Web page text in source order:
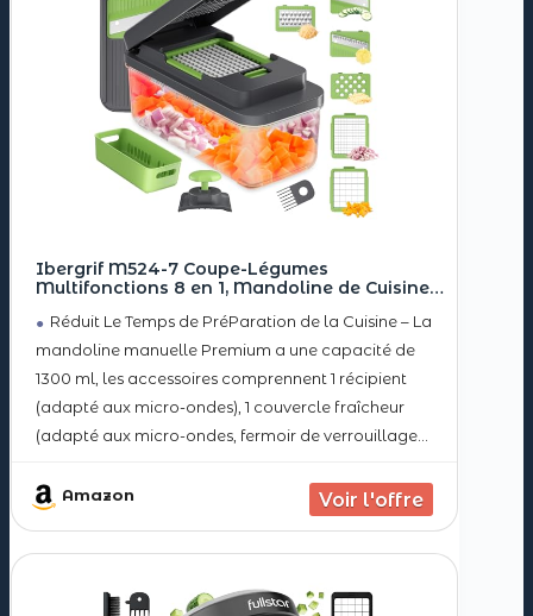
Ibergrif M524-7 Coupe-Légumes
Multifonctions 8 en 1, Mandoline de Cuisine
Collecteur, Hachoir à Légumes Manuel pour
Fruits, Légumes, Oignons, Fromage
Réduit Le Temps de PréParation de la Cuisine – La
mandoline manuelle Premium a une capacité de
1300 ml, les accessoires comprennent 1 récipient
(adapté aux micro-ondes), 1 couvercle fraîcheur
(adapté aux micro-ondes, fermoir de verrouillage
panier d’égouttage (avec fente pour les
Amazon